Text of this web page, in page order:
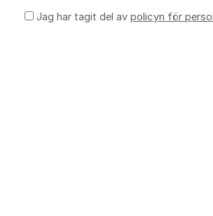
Jag har tagit del av policyn för